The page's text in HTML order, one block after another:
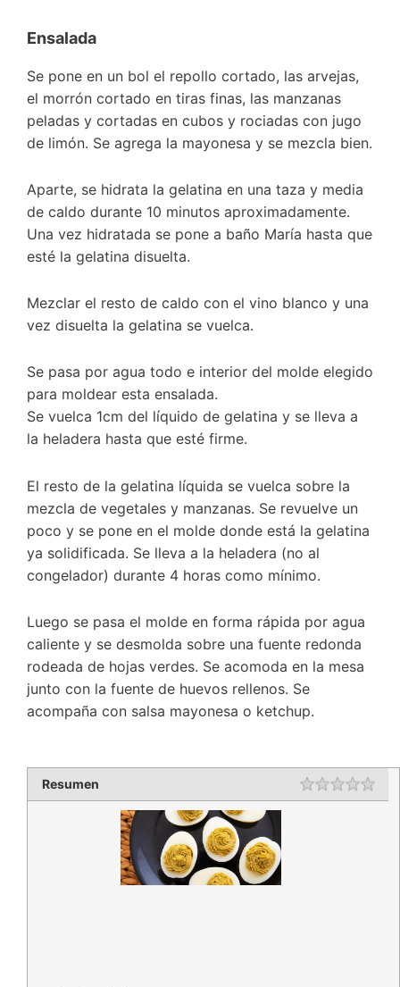
Ensalada
Se pone en un bol el repollo cortado, las arvejas,
el morrón cortado en tiras finas, las manzanas
peladas y cortadas en cubos y rociadas con jugo
de limón. Se agrega la mayonesa y se mezcla bien.
Aparte, se hidrata la gelatina en una taza y media
de caldo durante 10 minutos aproximadamente.
Una vez hidratada se pone a baño María hasta que
esté la gelatina disuelta.
Mezclar el resto de caldo con el vino blanco y una
vez disuelta la gelatina se vuelca.
Se pasa por agua todo e interior del molde elegido
para moldear esta ensalada.
Se vuelca 1cm del líquido de gelatina y se lleva a
la heladera hasta que esté firme.
El resto de la gelatina líquida se vuelca sobre la
mezcla de vegetales y manzanas. Se revuelve un
poco y se pone en el molde donde está la gelatina
ya solidificada. Se lleva a la heladera (no al
congelador) durante 4 horas como mínimo.
Luego se pasa el molde en forma rápida por agua
caliente y se desmolda sobre una fuente redonda
rodeada de hojas verdes. Se acomoda en la mesa
junto con la fuente de huevos rellenos. Se
acompaña con salsa mayonesa o ketchup.
Resumen Rating 1
2
3
4
5